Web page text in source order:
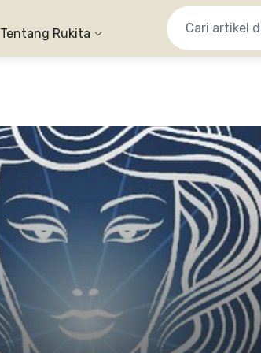
Tentang Rukita